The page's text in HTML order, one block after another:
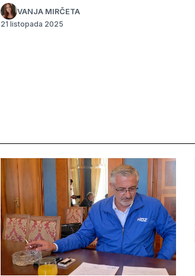
VANJA MIRČETA
21 listopada 2025